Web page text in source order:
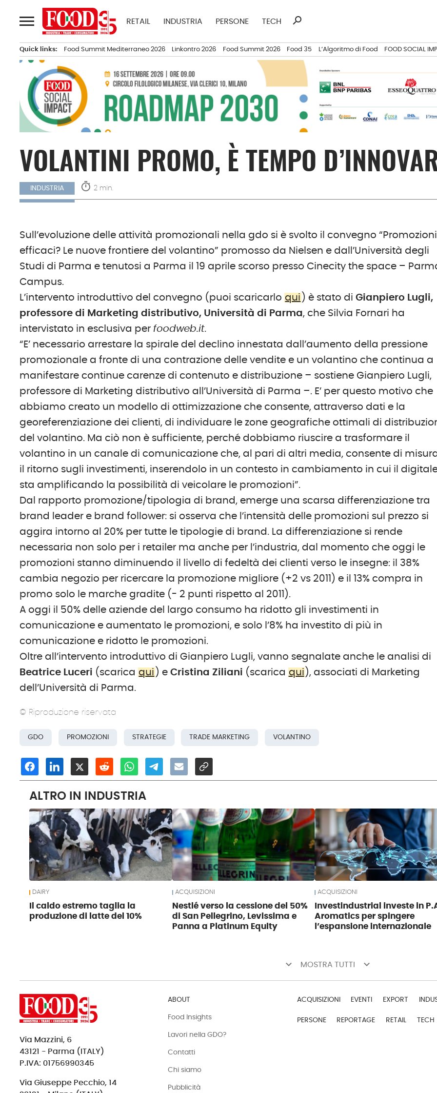
al
contenuto
RETAIL INDUSTRIA PERSONE TECH
Ricerca
search
Quick links: Food Summit Mediterraneo 2026 Linkontro 2026 Food Summit 2026 Food 35 L’Algoritmo di Food FOOD SOCIAL
VOLANTINI PROMO, È TEMPO
INDUSTRIA timer 2 min.
Sull’evoluzione delle attività promozionali nella gdo si è svolto il convegno “Promozioni
efficaci? Le nuove frontiere del volantino” promosso da Nielsen e dall’Università degli
Studi di Parma e tenutosi a Parma il 19 aprile scorso presso Cinecity the space –
Campus.
L’intervento introduttivo del convegno (puoi scaricarlo qui ) è stato di Gianpiero Lugli,
professore di Marketing distributivo, Università di Parma, che Silvia Fornari ha
intervistato in esclusiva per foodweb.it.
“E’ necessario arrestare la spirale del declino innestata dall’aumento della pressione
promozionale a fronte di una contrazione delle vendite e un volantino che continua a
manifestare continue carenze di contenuto e distribuzione – sostiene Gianpiero Lugli,
professore di Marketing distributivo all’Università di Parma –. E’ per questo motivo che
abbiamo creato un modello di ottimizzazione che consente, attraverso dati e la
georeferenziazione dei clienti, di individuare le zone geografiche ottimali di
del volantino. Ma ciò non è sufficiente, perché dobbiamo riuscire a trasformare il
volantino in un canale di comunicazione che, al pari di altri media, consente di
il ritorno sugli investimenti, inserendolo in un contesto in cambiamento in cui il
sta amplificando la possibilità di veicolare le promozioni”.
Dal rapporto promozione/tipologia di brand, emerge una scarsa differenziazione tra
brand leader e brand follower: si osserva che l’intensità delle promozioni sul prezzo si
aggira intorno al 20% per tutte le tipologie di brand. La differenziazione si rende
necessaria non solo per i retailer ma anche per l’industria, dal momento che oggi le
promozioni stanno diminuendo il livello di fedeltà dei clienti verso le insegne: il 38%
cambia negozio per ricercare la promozione migliore (+2 vs 2011) e il 13% compra in
promo solo le marche gradite (- 2 punti rispetto al 2011).
A oggi il 50% delle aziende del largo consumo ha ridotto gli investimenti in
comunicazione e aumentato le promozioni, e solo l’8% ha investito di più in
comunicazione e ridotto le promozioni.
Oltre all’intervento introduttivo di Gianpiero Lugli, vanno segnalate anche le analisi di
Beatrice Luceri (scarica qui ) e Cristina Ziliani (scarica qui ), associati di Marketing
dell’Università di Parma.
© Riproduzione riservata
GDO PROMOZIONI STRATEGIE TRADE MARKETING VOLANTINO
ALTRO IN INDUSTRIA
DAIRY
Il caldo estremo taglia la
produzione di latte del 10%
ACQUISIZIONI
Nestlé verso la cessione del 50%
di San Pellegrino, Levissima e
Panna a Platinum Equity
ACQUISIZIONI
Investindustrial investe in
Aromatics per spingere
l’espansione internazionale
keyboard_arrow_down MOSTRA TUTTI keyboard_arrow_down
Via Mazzini, 6
43121 - Parma (ITALY)
P.IVA: 01756990345
Via Giuseppe Pecchio, 14
ABOUT
Food Insights
Lavori nella GDO?
Contatti
Chi siamo
Pubblicità
ACQUISIZIONI EVENTI EXPORT
PERSONE REPORTAGE RETAIL TECH